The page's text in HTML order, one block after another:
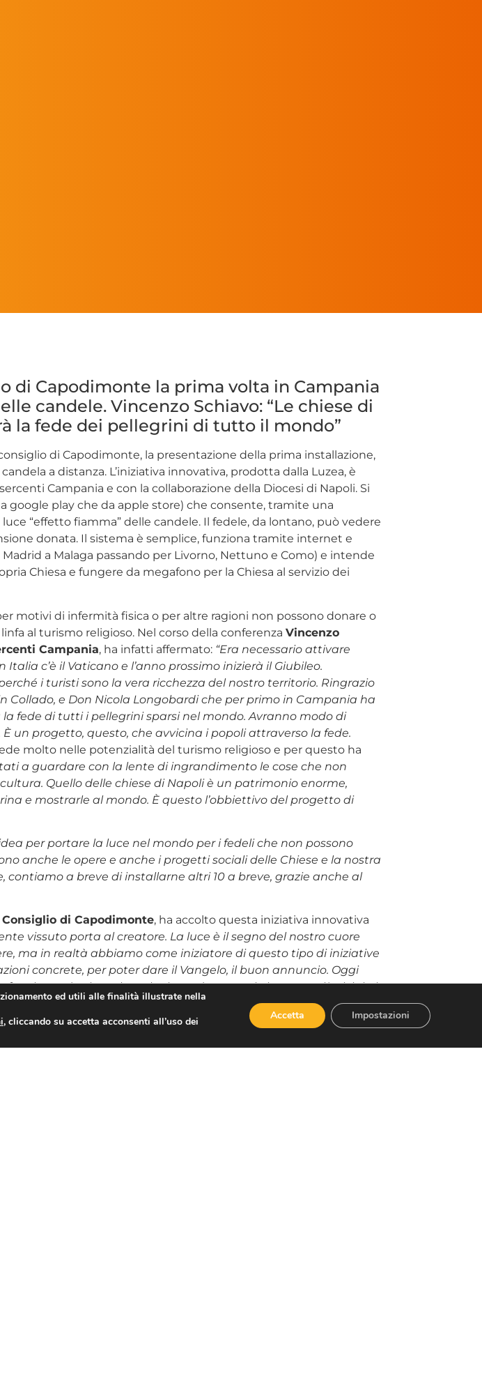
di Capodimonte la prima volta in Campania
candele. Vincenzo Schiavo: “Le chiese di
la fede dei pellegrini di tutto il mondo”
di Capodimonte, la presentazione della prima installazione,
a distanza. L’iniziativa innovativa, prodotta dalla Luzea, è
Campania e con la collaborazione della Diocesi di Napoli. Si
google play che da apple store) che consente, tramite una
“effetto fiamma” delle candele. Il fedele, da lontano, può vedere
donata. Il sistema è semplice, funziona tramite internet e
a Malaga passando per Livorno, Nettuno e Como) e intende
Chiesa e fungere da megafono per la Chiesa al servizio dei
motivi di infermità fisica o per altre ragioni non possono donare o
al turismo religioso. Nel corso della conferenza Vincenzo
Campania, ha infatti affermato: “Era necessario attivare
c’è il Vaticano e l’anno prossimo inizierà il Giubileo.
i turisti sono la vera ricchezza del nostro territorio. Ringrazio
Collado, e Don Nicola Longobardi che per primo in Campania ha
fede di tutti i pellegrini sparsi nel mondo. Avranno modo di
un progetto, questo, che avvicina i popoli attraverso la fede.
molto nelle potenzialità del turismo religioso e per questo ha
a guardare con la lente di ingrandimento le cose che non
Quello delle chiese di Napoli è un patrimonio enorme,
e mostrarle al mondo. È questo l’obbiettivo del progetto di
per portare la luce nel mondo per i fedeli che non possono
anche le opere e anche i progetti sociali delle Chiese e la nostra
a breve di installarne altri 10 a breve, grazie anche al
di Capodimonte, ha accolto questa iniziativa innovativa
vissuto porta al creatore. La luce è il segno del nostro cuore
ma in realtà abbiamo come iniziatore di questo tipo di iniziative
concrete, per poter dare il Vangelo, il buon annuncio. Oggi
in modo che coloro che intendono sentirsi ancora più vicini al
realizzare tutto questo”. Alla conferenza era presenti anche
ed utili alle finalità illustrate nella
, cliccando su accetta acconsenti all’uso dei
Accetta Impostazioni